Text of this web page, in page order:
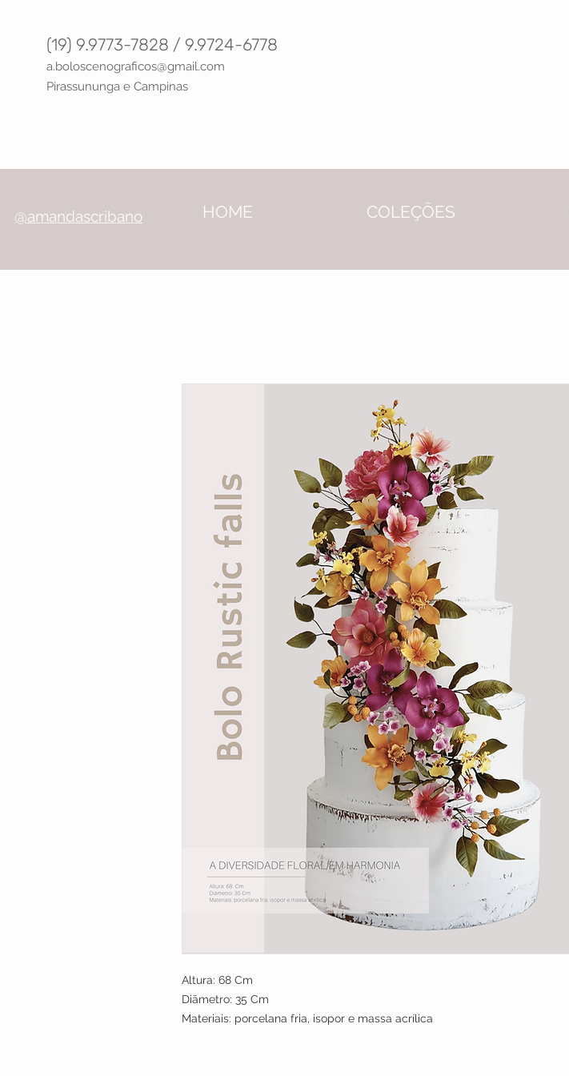
(19) 9.9773-7828 / 9.9724-6778
a.boloscenograficos@gmail.com
Pirassununga e Campinas
@amandascribano HOME COLEÇÕES
Altura: 68 Cm
Diãmetro: 35 Cm
Materiais: porcelana fria, isopor e massa acrílica